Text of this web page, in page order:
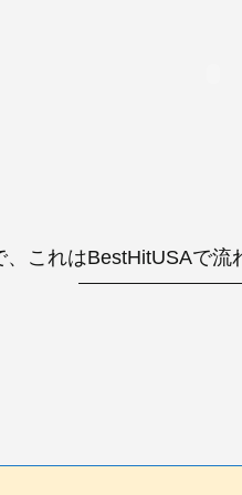
、これはBestHitUSAで流